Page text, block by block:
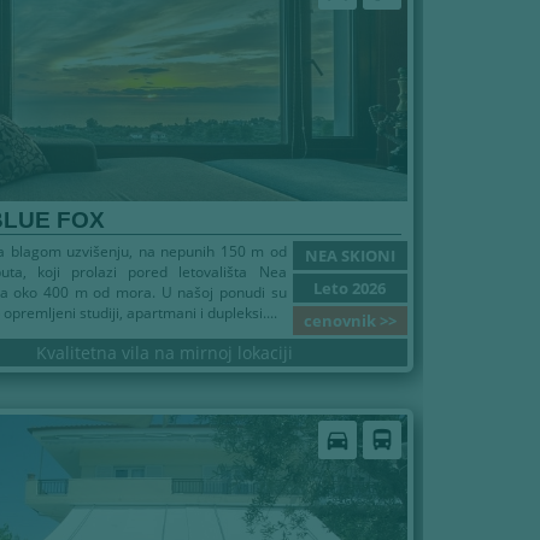
FOX
NEA SKIONI
Leto 2026
cenovnik >>
blagom uzvišenju, na nepunih 150 m od
koji prolazi pored letovališta Nea
oko 400 m od mora. U našoj ponudi su
studiji, apartmani i dupleksi....
Kvalitetna vila na mirnoj lokaciji
directions_car directions_bus